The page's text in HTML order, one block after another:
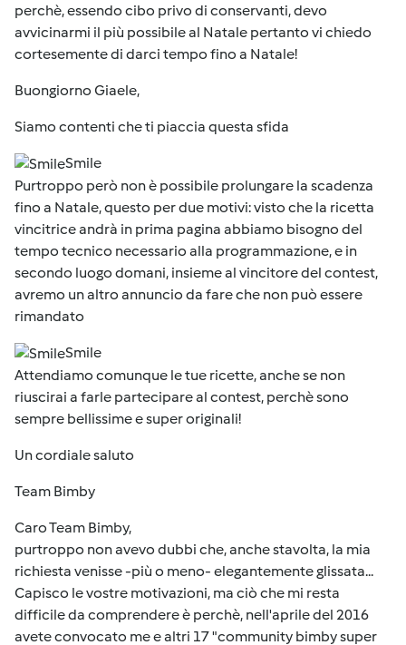
perchè, essendo cibo privo di conservanti, devo
avvicinarmi il più possibile al Natale pertanto vi chiedo
cortesemente di darci tempo fino a Natale!
Buongiorno Giaele,
Siamo contenti che ti piaccia questa sfida
Smile
Purtroppo però non è possibile prolungare la scadenza
fino a Natale, questo per due motivi: visto che la ricetta
vincitrice andrà in prima pagina abbiamo bisogno del
tempo tecnico necessario alla programmazione, e in
secondo luogo domani, insieme al vincitore del contest,
avremo un altro annuncio da fare che non può essere
rimandato
Smile
Attendiamo comunque le tue ricette, anche se non
riuscirai a farle partecipare al contest, perchè sono
sempre bellissime e super originali!
Un cordiale saluto
Team Bimby
Caro Team Bimby,
purtroppo non avevo dubbi che, anche stavolta, la mia
richiesta venisse -più o meno- elegantemente glissata...
Capisco le vostre motivazioni, ma ciò che mi resta
difficile da comprendere è perchè, nell'aprile del 2016
avete convocato me e altri 17 "community bimby super